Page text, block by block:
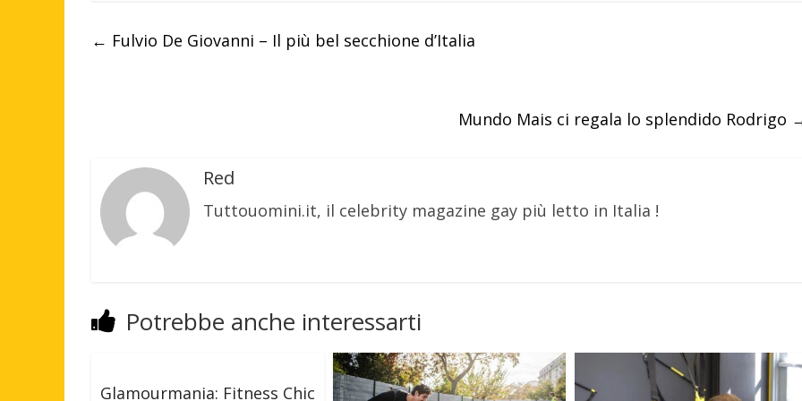
← Fulvio De Giovanni – Il più bel secchione d’Italia
Mundo Mais ci regala lo splendido Rodrigo
Red
Tuttouomini.it, il celebrity magazine gay più letto in Italia !
Potrebbe anche interessarti
Glamourmania: Fitness Chic